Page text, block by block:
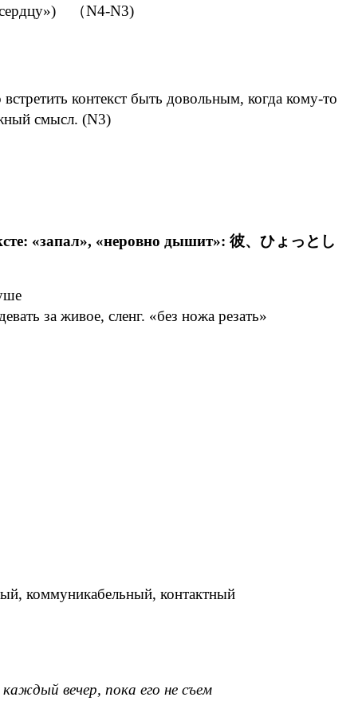
сердцу») （N4-N3)
контекст быть довольным, когда кому-то
смысл. (N3)
«запал», «неровно дышит»: 彼、ひょっとし
за живое, сленг. «без ножа резать»
коммуникабельный, контактный
вечер, пока его не съем